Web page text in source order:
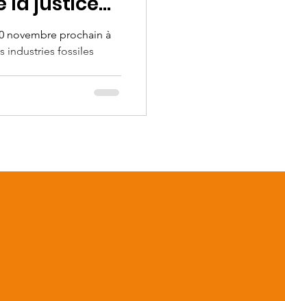
novembre prochain à
industries fossiles